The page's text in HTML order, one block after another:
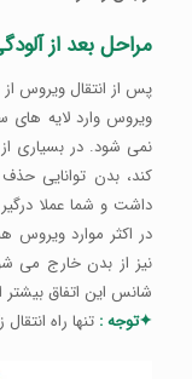
مراحل بعد از
پس از انتقال ویروس
ویروس وارد لایه
نمی شود. در بسیاری
داشت و شما عملا
در اکثر موارد
نیز از بدن خارج می
شانس این اتفاق
✦توجه : تنها راه